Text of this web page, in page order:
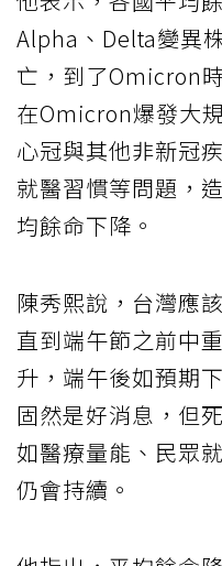
Alpha、Delta變異
亡，到了Omicron
在Omicron爆發大
心冠與其他非新冠
就醫習慣等問題，
均餘命下降。
陳秀熙說，台灣應
直到端午節之前中
升，端午後如預期
固然是好消息，但
如醫療量能、民眾
仍會持續。